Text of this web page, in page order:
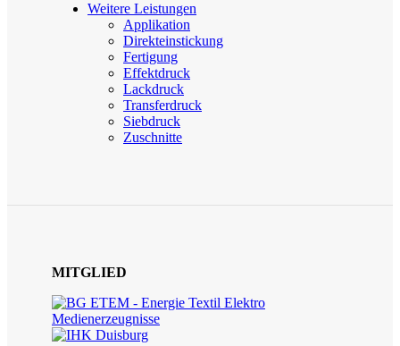
Weitere Leistungen
Applikation
Direkteinstickung
Fertigung
Effektdruck
Lackdruck
Transferdruck
Siebdruck
Zuschnitte
MITGLIED